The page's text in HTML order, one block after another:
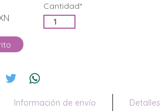
Cantidad*
Información de envío